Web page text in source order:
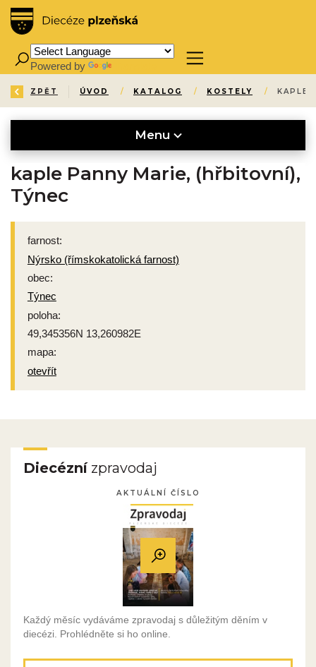
Powered by
ZPĚT ÚVOD / KATALOG / KOSTELY / KAPLE
Menu
kaple Panny Marie, (hřbitovní),
Týnec
farnost:
Nýrsko (římskokatolická farnost)
obec:
Týnec
poloha:
49,345356N 13,260982E
mapa:
otevřít
Diecéznízpravodaj
AKTUÁLNÍ ČÍSLO
Každý měsíc vydáváme zpravodaj s důležitým děním v
diecézi. Prohlédněte si ho online.